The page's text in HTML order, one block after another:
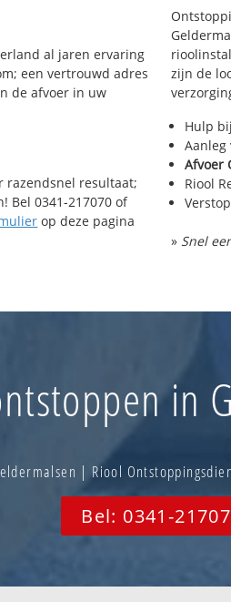
al jaren ervaring
een vertrouwd adres
de afvoer in uw
razendsnel resultaat;
Bel 0341-217070 of
op deze pagina
zijn de
Hulp
Aanleg
Afvoer
Riool
» Snel
in
| Riool
Bel: 0341-